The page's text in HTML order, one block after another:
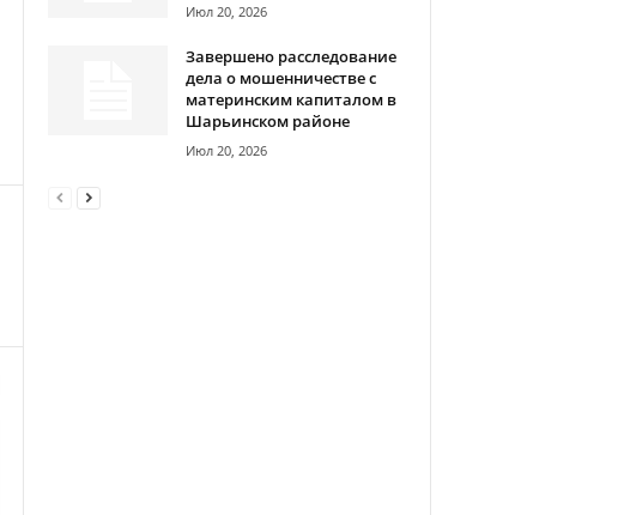
Июл 20, 2026
Завершено расследование
дела о мошенничестве с
материнским капиталом в
Шарьинском районе
Июл 20, 2026